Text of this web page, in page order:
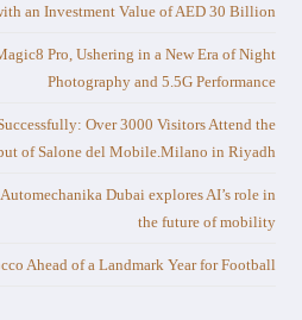
an Investment Value of AED 30 Billion
Pro, Ushering in a New Era of Night
Photography and 5.5G Performance
Over 3000 Visitors Attend the
of Salone del Mobile.Milano in Riyadh
Dubai explores AI’s role in
the future of mobility
Ahead of a Landmark Year for Football